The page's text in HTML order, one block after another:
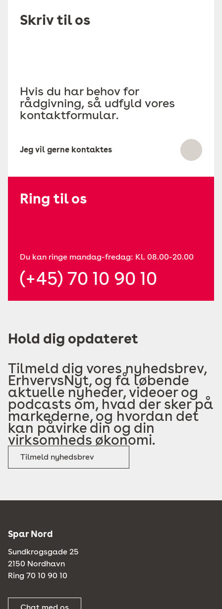
Skriv til os
Hvis du har behov for
rådgivning, så udfyld vores
kontaktformular.
Jeg vil gerne kontaktes
Ring til os
Du kan ringe mandag-fredag: Kl. 08.00-20.00
(+45) 70 10 90 10
Hold dig opdateret
Tilmeld dig vores nyhedsbrev,
ErhvervsNyt, og få løbende
aktuelle nyheder, videoer og
podcasts om, hvad der sker på
markederne, og hvordan det
kan påvirke din og din
virksomheds økonomi.
Tilmeld nyhedsbrev
Spar Nord
Sundkrogsgade 25
2150 Nordhavn
Ring 70 10 90 10